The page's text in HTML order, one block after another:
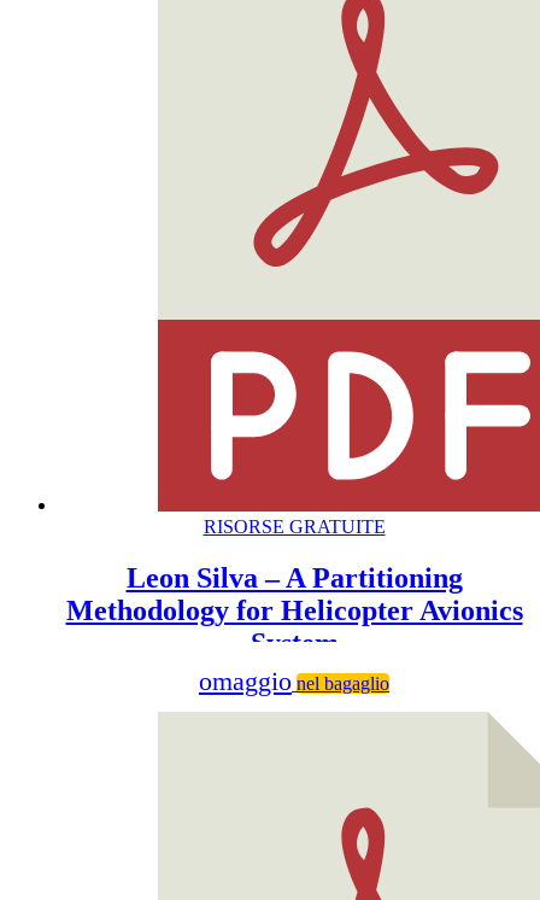
RISORSE GRATUITE
Leon Silva – A Partitioning
Methodology for Helicopter Avionics
System
omaggio nel bagaglio